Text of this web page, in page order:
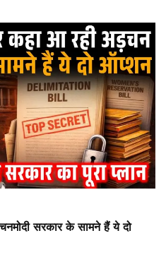
सरकार के सामने हैं ये दो